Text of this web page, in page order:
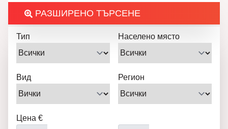
РАЗШИРЕНО ТЪРСЕНЕ
Тип Населено място
Вид Регион
Цена €